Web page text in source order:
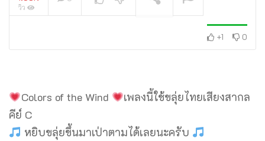
วิว
+1 0
Colors of the Wind
เพลงนี้ใช้ขลุ่ยไทยเสียงสากล
คีย์ C
หยิบขลุ่ยขึ้นมาเป่าตามได้เลยนะครับ